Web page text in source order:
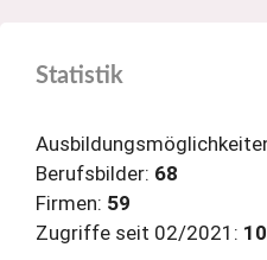
Statistik
Berufsbilder: 68
Firmen: 59
Zugriffe seit 02/2021: